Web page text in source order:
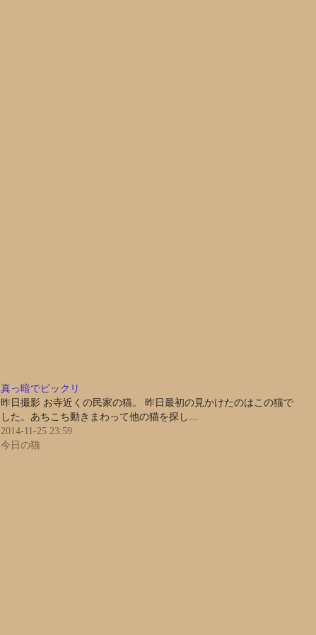
真っ暗でビックリ
昨日撮影 お寺近くの民家の猫。 昨日最初の見かけたのはこの猫で
した。あちこち動きまわって他の猫を探し…
2014-11-25 23:59
今日の猫